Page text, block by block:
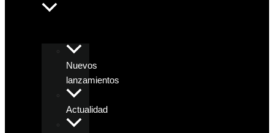
Nuevos
lanzamientos
Actualidad